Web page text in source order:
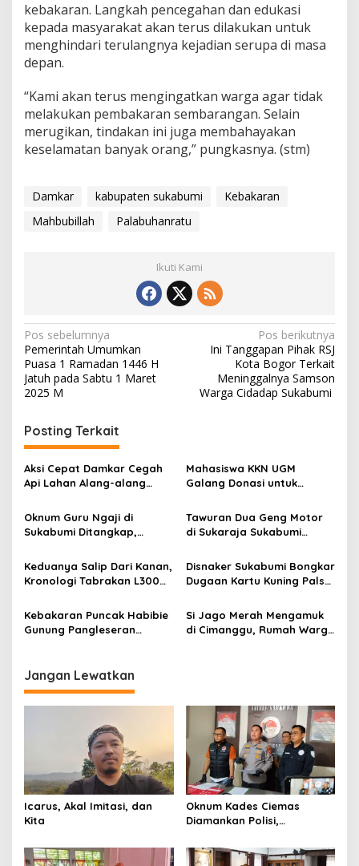
kebakaran. Langkah pencegahan dan edukasi
kepada masyarakat akan terus dilakukan untuk
menghindari terulangnya kejadian serupa di masa
depan.
“Kami akan terus mengingatkan warga agar tidak
melakukan pembakaran sembarangan. Selain
merugikan, tindakan ini juga membahayakan
keselamatan banyak orang,” pungkasnya. (stm)
Damkar kabupaten sukabumi
Kebakaran
Mahbubillah
Palabuhanratu
Ikuti Kami
N
a
v
g
a
s
p
o
s
Pos sebelumnya
Pemerintah Umumkan
Puasa 1 Ramadan 1446 H
Jatuh pada Sabtu 1 Maret
2025 M
Pos berikutnya
Ini Tanggapan Pihak RSJ
Kota Bogor Terkait
Meninggalnya Samson
Warga Cidadap Sukabumi
Posting Terkait
Aksi Cepat Damkar Cegah
Api Lahan Alang-alang
Sukabumi
Mahasiswa KKN UGM
Galang Donasi untuk
Kampung Adat Cipta Mulya
Sukabumi
Oknum Guru Ngaji di
Sukabumi Ditangkap,
2021
Tawuran Dua Geng Motor
di Sukaraja Sukabumi
Pulang Kerja Dibacok OTK
Keduanya Salip Dari Kanan,
Kronologi Tabrakan L300
Tewaskan 1 Orang
Disnaker Sukabumi Bongkar
Dugaan Kartu Kuning Palsu,
Percaya Calo,
Pengurusannya Gratis!
Kebakaran Puncak Habibie
Gunung Pangleseran
Si Jago Merah Mengamuk
di Cimanggu, Rumah Warga
Jangan Lewatkan
Icarus, Akal Imitasi, dan
Kita
Oknum Kades Ciemas
Diamankan Polisi,
Sabtu Bukan Pengedar